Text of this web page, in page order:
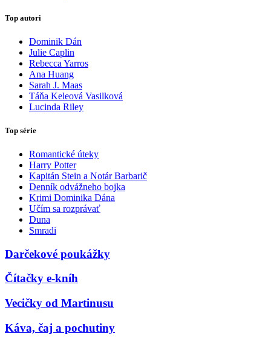
Top autori
Dominik Dán
Julie Caplin
Rebecca Yarros
Ana Huang
Sarah J. Maas
Táňa Keleová Vasilková
Lucinda Riley
Top série
Romantické úteky
Harry Potter
Kapitán Stein a Notár Barbarič
Denník odvážneho bojka
Krimi Dominika Dána
Učím sa rozprávať
Duna
Smradi
Darčekové poukážky
Čítačky e-kníh
Vecičky od Martinusu
Káva, čaj a pochutiny